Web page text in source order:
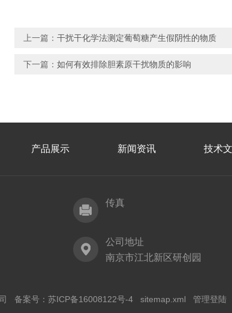
上一篇： 干扰干化学法测定葡萄糖产生假阴性的物质
下一篇： 如何有效排除胆素原干扰物质的影响
产品展示 新闻资讯 技术
传真
公司地址
南京市江北新区研创园
备案号： 苏ICP备16008122号-4 sitemap.xml 管理登陆